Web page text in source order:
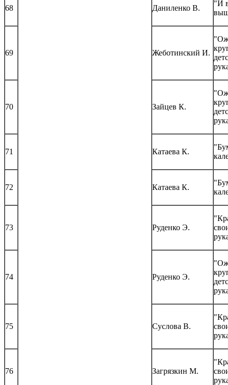
68 Даниленко В.
"И
69 Жеботинский И.
70 Зайцев К.
71 Катаева К.
72 Катаева К.
73 Руденко Э.
74 Руденко Э.
75 Суслова В.
76 Загрязкин М.